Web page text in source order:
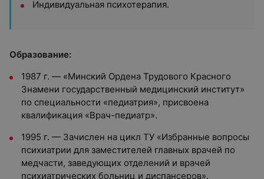
Индивидуальная психотерапия.
Образование:
1987 г. — «Минский Ордена Трудового Красного
Знамени государственный медицинский институт»
по специальности «педиатрия», присвоена
квалификация «Врач-педиатр».
1995 г. — Зачислен на цикл ТУ «Избранные вопросы
психиатрии для заместителей главных врачей по
медчасти, заведующих отделений и врачей
психиатрических больниц и диспансеров».